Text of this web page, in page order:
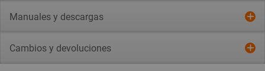
Manuales y descargas
Cambios y devoluciones